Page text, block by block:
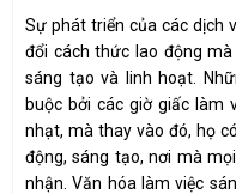
Sự phát triển của các dịch
đổi cách thức lao động
sáng tạo và linh hoạt.
buộc bởi các giờ giấc làm
nhạt, mà thay vào đó, họ
động, sáng tạo, nơi mà
nhận. Văn hóa làm việc